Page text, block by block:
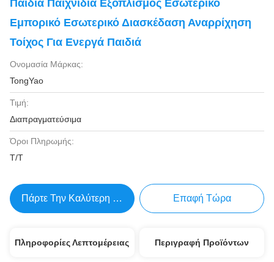
Παιδιά Παιχνίδια Εξοπλισμός Εσωτερικό
Εμπορικό Εσωτερικό Διασκέδαση Αναρρίχηση
Τοίχος Για Ενεργά Παιδιά
Ονομασία Μάρκας:
TongYao
Τιμή:
Διαπραγματεύσιμα
Όροι Πληρωμής:
Τ/Τ
Πάρτε Την Καλύτερη Τιμή Επαφή Τώρα
Πληροφορίες Λεπτομέρειας Περιγραφή Προϊόντων